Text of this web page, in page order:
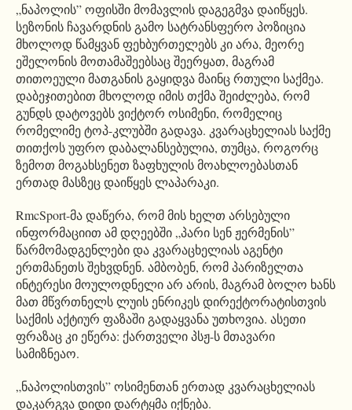
„ნაპოლის” ოფისში მომავლის დაგეგმვა დაიწყეს.
სეზონის ჩავარდნის გამო სატრანსფერო პოზიცია
მხოლოდ წამყვან ფეხბურთელებს კი არა, მეორე
ეშელონის მოთამაშეებსაც შეერყათ, მაგრამ
თითოეული მათგანის გაყიდვა მაინც რთული საქმეა.
დაბეჯითებით მხოლოდ იმის თქმა შეიძლება, რომ
გუნდს დატოვებს ვიქტორ ოსიმენი, რომელიც
რომელიმე ტოპ-კლუბში გადავა. კვარაცხელიას საქმე
თითქოს უფრო დაბალანსებულია, თუმცა, როგორც
ზემოთ მოგახსენეთ ზაფხულის მოახლოებასთან
ერთად მასზეც დაიწყეს ლაპარაკი.
RmcSport-მა დაწერა, რომ მის ხელთ არსებული
ინფორმაციით ამ დღეებში „პარი სენ ჟერმენის”
წარმომადგენლები და კვარაცხელიას აგენტი
ერთმანეთს შეხვდნენ. ამბობენ, რომ პარიზელთა
ინტერესი მოულოდნელი არ არის, მაგრამ ბოლო ხანს
მათ მწვრთნელს ლუის ენრიკეს დირექტორატისთვის
საქმის აქტიურ ფაზაში გადაყვანა უთხოვია. ასეთი
ფრაზაც კი ეწერა: ქართველი პსჟ-ს მთავარი
სამიზნეაო.
„ნაპოლისთვის” ოსიმენთან ერთად კვარაცხელიას
დაკარგვა დიდი დარტყმა იქნება.